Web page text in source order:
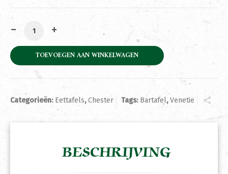
Bartafel Chester Gerecycled Teakhout 160cm aantal
TOEVOEGEN AAN WINKELWAGEN
Categorieën: Eettafels,Chester Tags: Bartafel,Venetie
BESCHRIJVING